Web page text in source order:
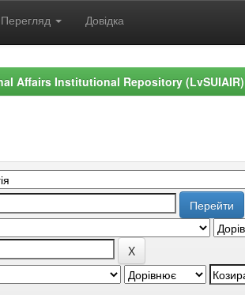
Перегляд Довідка
Affairs Institutional Repository (LvSUIAIR)